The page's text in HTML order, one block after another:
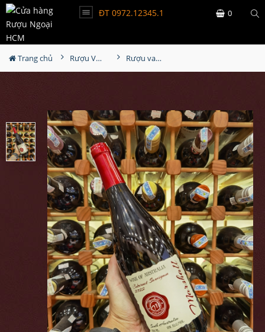
ĐT 0972.12345.1 0
Trang chủ Rượu Vang Rượu vang Marshall Cabernet Sauvignon